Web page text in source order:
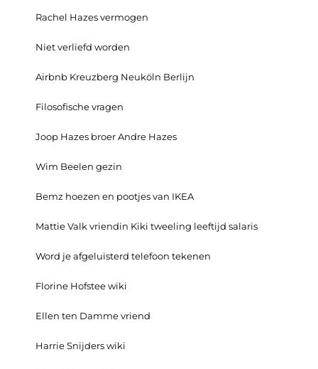
Rachel Hazes vermogen
Niet verliefd worden
Airbnb Kreuzberg Neuköln Berlijn
Filosofische vragen
Joop Hazes broer Andre Hazes
Wim Beelen gezin
Bemz hoezen en pootjes van IKEA
Mattie Valk vriendin Kiki tweeling leeftijd salaris
Word je afgeluisterd telefoon tekenen
Florine Hofstee wiki
Ellen ten Damme vriend
Harrie Snijders wiki